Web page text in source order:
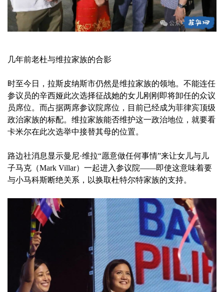
几年前老杜与维拉家族的合影
时至今日，拉斯皮纳斯市仍然是维拉家族的领地。不能连任
参议员的辛西娅此次选择征战她的女儿刚刚即将卸任的众议
员席位。而占据两席参议院席位，目前已经成为菲律宾顶级
政治家族的标配。维拉家族能否维护这一政治地位，就要看
卡米尔在此次选举中接替其母的位置。
路边社消息显示曼尼·维拉“愿意做任何事情”来让女儿与儿
子马克（Mark Villar）一起进入参议院——即使这意味着要
与小马科斯断绝关系，以换取杜特尔特家族的支持。